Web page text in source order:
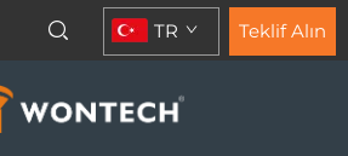
TR Teklif Alın